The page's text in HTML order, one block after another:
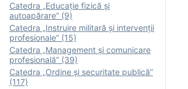
Catedra „Educație fizică şi
autoapărare” (9)
Catedra „Instruire militară şi intervenţii
profesionale” (15)
Catedra „Management și comunicare
profesională” (39)
Catedra „Ordine și securitate publică”
(117)